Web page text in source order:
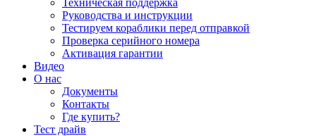
Техническая поддержка
Руководства и инструкции
Тестируем кораблики перед отправкой
Проверка серийного номера
Активация гарантии
Видео
О нас
Документы
Контакты
Где купить?
Тест драйв